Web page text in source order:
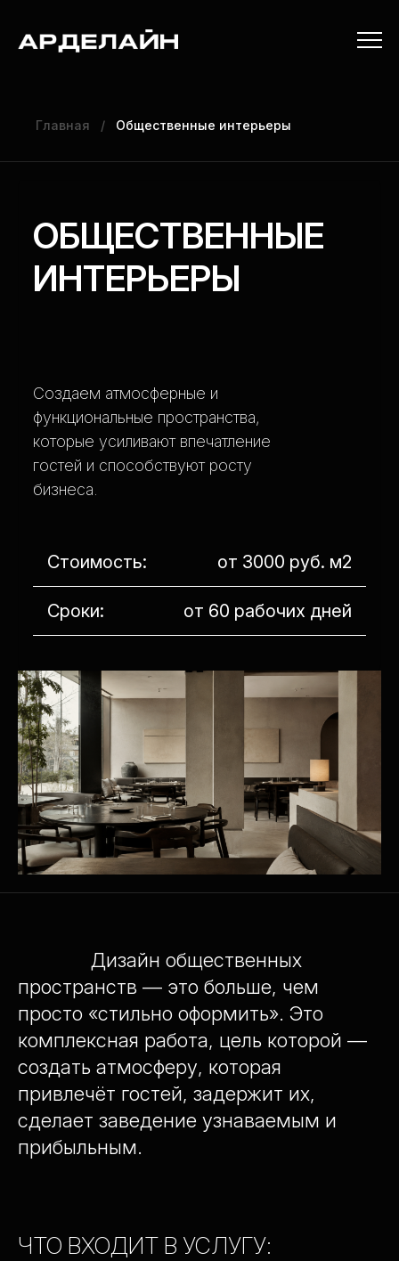
Главная / Общественные интерьеры
ОБЩЕСТВЕННЫЕ
ИНТЕРЬЕРЫ
Создаем атмосферные и
функциональные пространства,
которые усиливают впечатление
гостей и способствуют росту
бизнеса.
Стоимость: от 3000 руб. м2
Сроки: от 60 рабочих дней
Дизайн общественных
пространств — это больше, чем
просто «стильно оформить». Это
комплексная работа, цель которой —
создать атмосферу, которая
привлечёт гостей, задержит их,
сделает заведение узнаваемым и
прибыльным.
ЧТО ВХОДИТ В УСЛУГУ: